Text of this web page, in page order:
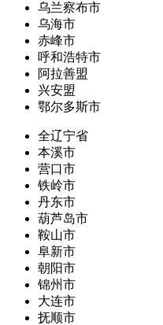
乌兰察布市
乌海市
赤峰市
呼和浩特市
阿拉善盟
兴安盟
鄂尔多斯市
全辽宁省
本溪市
营口市
铁岭市
丹东市
葫芦岛市
鞍山市
阜新市
朝阳市
锦州市
大连市
抚顺市